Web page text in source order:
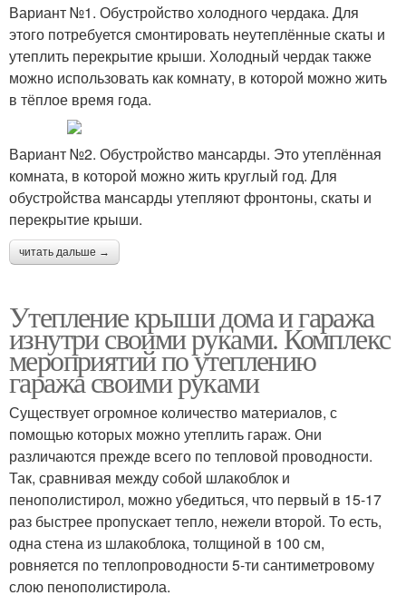
Вариант №1. Обустройство холодного чердака. Для
этого потребуется смонтировать неутеплённые скаты и
утеплить перекрытие крыши. Холодный чердак также
можно использовать как комнату, в которой можно жить
в тёплое время года.
Вариант №2. Обустройство мансарды. Это утеплённая
комната, в которой можно жить круглый год. Для
обустройства мансарды утепляют фронтоны, скаты и
перекрытие крыши.
читать дальше →
Утепление крыши дома и гаража
изнутри своими руками. Комплекс
мероприятий по утеплению
гаража своими руками
Существует огромное количество материалов, с
помощью которых можно утеплить гараж. Они
различаются прежде всего по тепловой проводности.
Так, сравнивая между собой шлакоблок и
пенополистирол, можно убедиться, что первый в 15-17
раз быстрее пропускает тепло, нежели второй. То есть,
одна стена из шлакоблока, толщиной в 100 см,
ровняется по теплопроводности 5-ти сантиметровому
слою пенополистирола.